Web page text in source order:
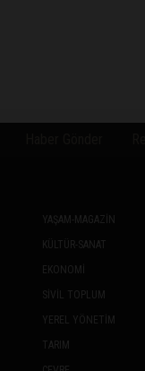
YAŞAM-MAGAZİN
KÜLTÜR-SANAT
EKONOMİ
SİVİL TOPLUM
YEREL YÖNETİM
TARIM